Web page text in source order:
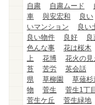
自粛
自粛ムード
車
與安宏和 良い
いマンション
良い
良い物件
良好
色んな事
花は桜木
上
花博 花火の見
苔
苦労 英会話
県
草柳園 草薙杉
物
菅生 菅生1丁目
菅生ケ丘
菅生緑地